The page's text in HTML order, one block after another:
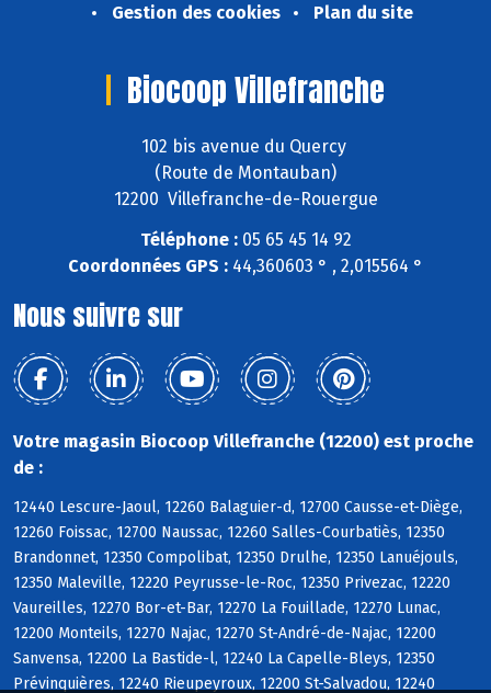
Gestion des cookies
Plan du site
Biocoop Villefranche
102 bis avenue du Quercy
(Route de Montauban)
12200 Villefranche-de-Rouergue
Téléphone :05 65 45 14 92
Coordonnées GPS : 44,360603 ° , 2,015564 °
Nous suivre sur
Votre magasin Biocoop Villefranche (12200) est proche
de :
12440 Lescure-Jaoul, 12260 Balaguier-d, 12700 Causse-et-Diège,
12260 Foissac, 12700 Naussac, 12260 Salles-Courbatiès, 12350
Brandonnet, 12350 Compolibat, 12350 Drulhe, 12350 Lanuéjouls,
12350 Maleville, 12220 Peyrusse-le-Roc, 12350 Privezac, 12220
Vaureilles, 12270 Bor-et-Bar, 12270 La Fouillade, 12270 Lunac,
12200 Monteils, 12270 Najac, 12270 St-André-de-Najac, 12200
Sanvensa, 12200 La Bastide-l, 12240 La Capelle-Bleys, 12350
Prévinquières, 12240 Rieupeyroux, 12200 St-Salvadou, 12240